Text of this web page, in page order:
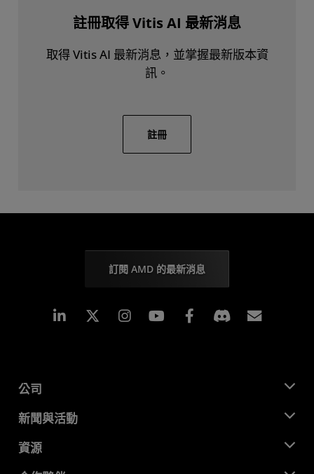
註冊取得 Vitis AI 最新消息
取得 Vitis AI 最新消息，並掌握最新版本資
訊。
註冊
訂閱 AMD 的最新消息
Linkedin Instagram Facebook
公司
關於 AMD
企業責任
招聘
新聞與活動
新聞室
資源